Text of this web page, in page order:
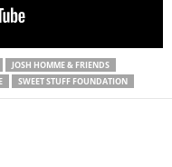
JOSH HOMME & FRIENDS
SWEET STUFF FOUNDATION